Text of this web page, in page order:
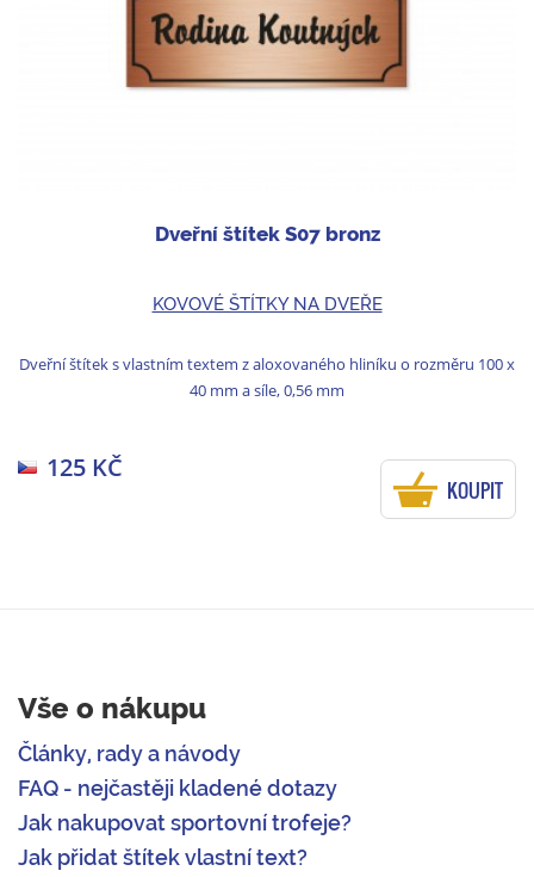
Dveřní štítek S07 bronz
KOVOVÉ ŠTÍTKY NA DVEŘE
Dveřní štítek s vlastním textem z aloxovaného hliníku o rozměru 100 x
40 mm a síle, 0,56 mm
125 KČ
KOUPIT
Vše o nákupu
Články, rady a návody
FAQ - nejčastěji kladené dotazy
Jak nakupovat sportovní trofeje?
Jak přidat štítek vlastní text?